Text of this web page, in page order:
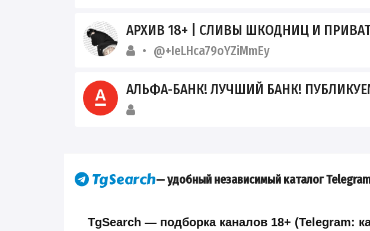
АРХИВ 18+ | СЛИВЫ ШКОДНИЦ И ПРИВАТНЫЕ ВИДЕО
@+IeLHca79oYZiMmEy
АЛЬФА-БАНК! ЛУЧШИЙ БАНК! ПУБЛИКУЕМ АКТУАЛЬНЫЕ
— удобный независимый каталог
TgSearch — подборка каналов 18+ (Telegram: